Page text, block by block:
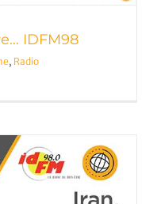
IDFM98
, Radio